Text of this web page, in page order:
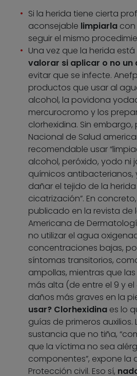
Si la herida tiene cierta
aconsejable limpiarla con
seguir el mismo
Una vez que la herida
valorar si aplicar o no un
evitar que se infecte.
productos que usar al
alcohol, la povidona
mercurocromo y los
clorhexidina. Sin
Nacional de Salud
recomendable usar
alcohol, peróxido, yodo ni
químicos antibacterianos,
dañar el tejido de la
cicatrización”. En
publicado en la revista de
Americana de
no utilizar el agua
concentraciones bajas,
síntomas transitorios,
ampollas, mientras que
más alta (de entre el 9 y
daños más graves en la
usar? Clorhexidina es lo
guías de primeros
sustancia que no tiña,
que la víctima no sea
componentes”, expone la
Protección civil. Eso sí,